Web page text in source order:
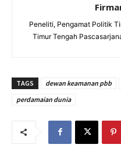
Peneliti, Pengamat Politik
Timur Tengah
TAGS dewan keamanan pbb
perdamaian dunia